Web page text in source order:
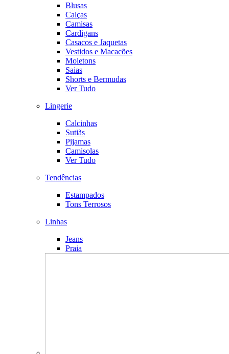
Blusas
Calças
Camisas
Cardigans
Casacos e Jaquetas
Vestidos e Macacões
Moletons
Saias
Shorts e Bermudas
Ver Tudo
Lingerie
Calcinhas
Sutiãs
Pijamas
Camisolas
Ver Tudo
Tendências
Estampados
Tons Terrosos
Linhas
Jeans
Praia